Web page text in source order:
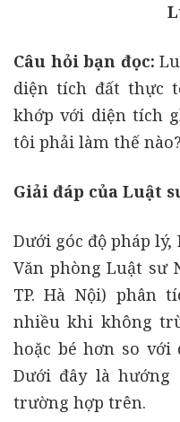
Câu hỏi bạn đọc:
diện tích đất thực
khớp với diện tích
tôi phải làm thế nào?
Giải đáp của Luật
Dưới góc độ pháp
Văn phòng Luật sư
TP. Hà Nội) phân
nhiều khi không
hoặc bé hơn so
Dưới đây là
trường hợp trên.